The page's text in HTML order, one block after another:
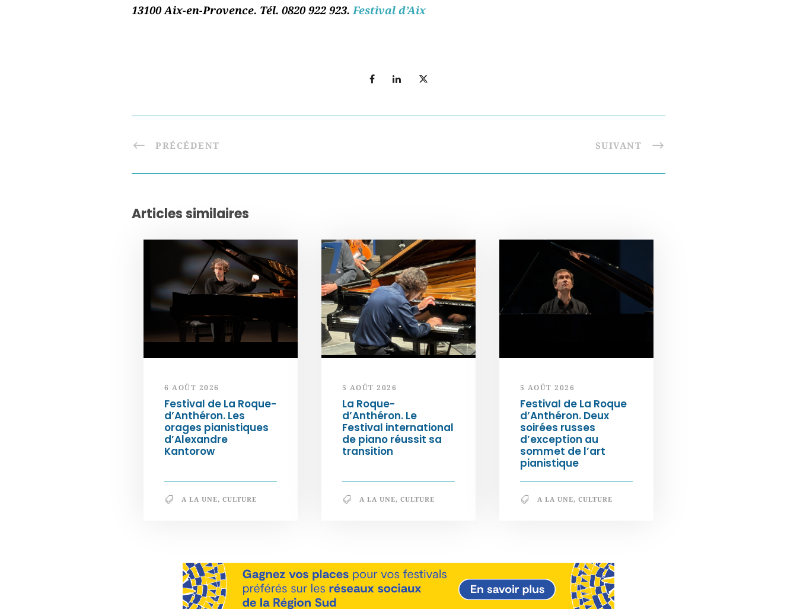
13100 Aix-en-Provence. Tél. 0820 922 923.Festival d’Aix
PRÉCÉDENT SUIVANT
Articles similaires
6 AOÛT 2026
Festival de La Roque-
d’Anthéron. Les
orages pianistiques
d’Alexandre
Kantorow
A LA UNE, CULTURE
5 AOÛT 2026
La Roque-
d’Anthéron. Le
Festival international
de piano réussit sa
transition
A LA UNE, CULTURE
5 AOÛT 2026
Festival de La Roque
d’Anthéron. Deux
soirées russes
d’exception au
sommet de l’art
pianistique
A LA UNE, CULTURE